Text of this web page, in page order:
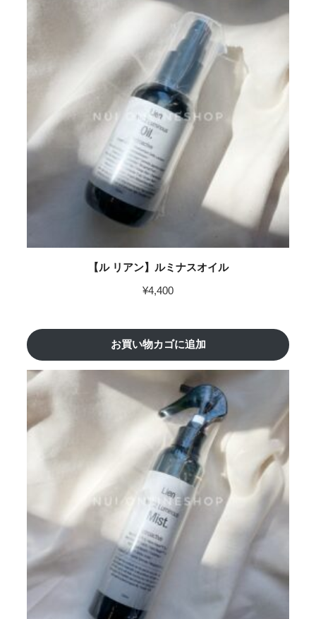
【ル リアン】ルミナスオイル
¥4,400
お買い物カゴに追加